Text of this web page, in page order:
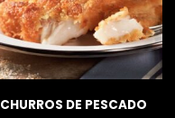
CHURROS DE PESCADO